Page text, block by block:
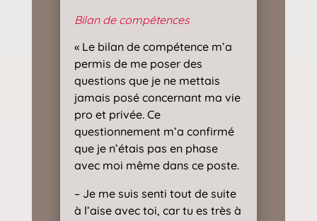
Bilan de compétences
« Le bilan de compétence m’a
permis de me poser des
questions que je ne mettais
jamais posé concernant ma vie
pro et privée. Ce
questionnement m’a confirmé
que je n’étais pas en phase
avec moi même dans ce poste.
– Je me suis senti tout de suite
à l’aise avec toi, car tu es très à